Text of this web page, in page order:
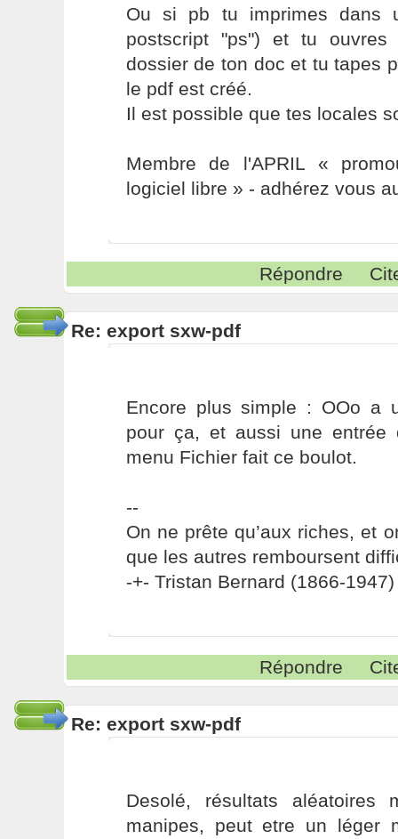
Ou si pb tu imprimes dans
postscript "ps") et tu
dossier de ton doc et tu tapes
le pdf est créé.
Il est possible que tes locales
Membre de l'APRIL «
logiciel libre » - adhérez vous
Répondre
Re: export sxw-pdf
Encore plus simple : OOo a
pour ça, et aussi une entrée
menu Fichier fait ce boulot.
--
On ne prête qu’aux riches, et
que les autres remboursent
-+- Tristan Bernard (1866-1947)
Répondre
Re: export sxw-pdf
Desolé, résultats aléatoires
manipes, peut etre un léger